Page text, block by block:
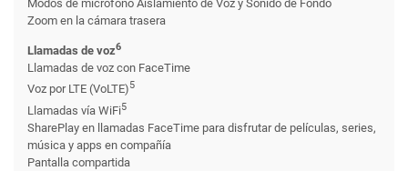
Modos de micrófono Aislamiento de Voz y Sonido de Fondo
Zoom en la cámara trasera
Llamadas de voz6
Llamadas de voz con FaceTime
Voz por LTE (VoLTE)5
Llamadas vía WiFi5
SharePlay en llamadas FaceTime para disfrutar de películas, series,
música y apps en compañía
Pantalla compartida